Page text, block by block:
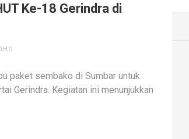
Ke-18 Gerindra di
paket sembako di Sumbar untuk
Gerindra. Kegiatan ini menunjukkan